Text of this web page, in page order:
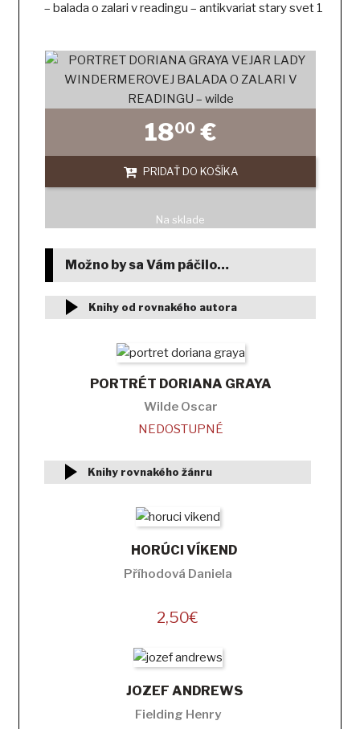
1800€
PRIDAŤ DO KOŠÍKA
Na sklade
Možno by sa Vám páčilo…
Knihy od rovnakého autora
PORTRÉT DORIANA GRAYA
Wilde Oscar
NEDOSTUPNÉ
Knihy rovnakého žánru
HORÚCI VÍKEND
Příhodová Daniela
2,50€
JOZEF ANDREWS
Fielding Henry